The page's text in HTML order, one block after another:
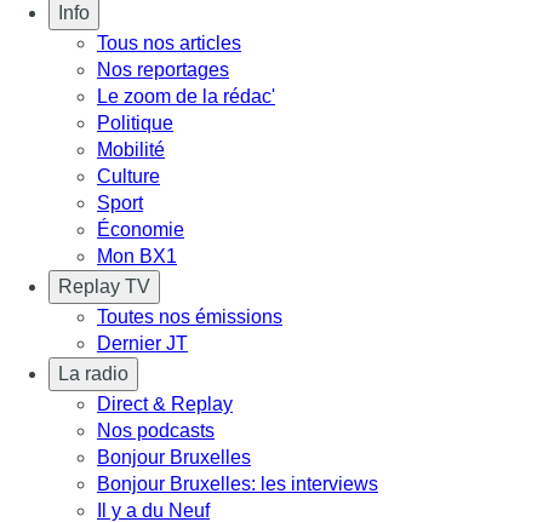
Info
Tous nos articles
Nos reportages
Le zoom de la rédac'
Politique
Mobilité
Culture
Sport
Économie
Mon BX1
Replay TV
Toutes nos émissions
Dernier JT
La radio
Direct & Replay
Nos podcasts
Bonjour Bruxelles
Bonjour Bruxelles: les interviews
Il y a du Neuf